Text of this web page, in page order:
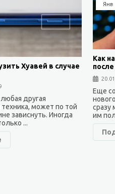
Хуавей в случае
другая
может по той
зависнуть. Иногда
...
Янв
Как
Еще
сразу
им